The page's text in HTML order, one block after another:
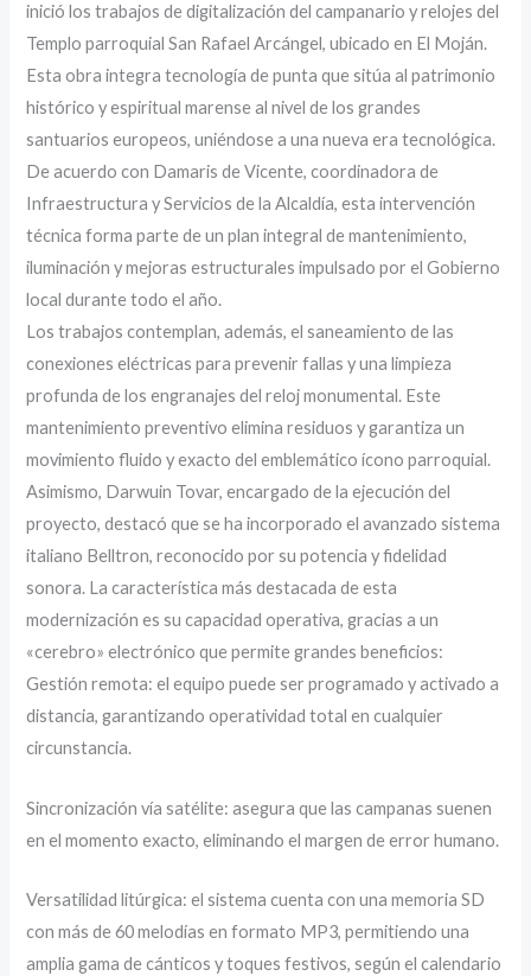
inició los trabajos de digitalización del campanario y relojes del
Templo parroquial San Rafael Arcángel, ubicado en El Moján.
Esta obra integra tecnología de punta que sitúa al patrimonio
histórico y espiritual marense al nivel de los grandes
santuarios europeos, uniéndose a una nueva era tecnológica.
De acuerdo con Damaris de Vicente, coordinadora de
Infraestructura y Servicios de la Alcaldía, esta intervención
técnica forma parte de un plan integral de mantenimiento,
iluminación y mejoras estructurales impulsado por el Gobierno
local durante todo el año.
Los trabajos contemplan, además, el saneamiento de las
conexiones eléctricas para prevenir fallas y una limpieza
profunda de los engranajes del reloj monumental. Este
mantenimiento preventivo elimina residuos y garantiza un
movimiento fluido y exacto del emblemático ícono parroquial.
Asimismo, Darwuin Tovar, encargado de la ejecución del
proyecto, destacó que se ha incorporado el avanzado sistema
italiano Belltron, reconocido por su potencia y fidelidad
sonora. La característica más destacada de esta
modernización es su capacidad operativa, gracias a un
«cerebro» electrónico que permite grandes beneficios:
Gestión remota: el equipo puede ser programado y activado a
distancia, garantizando operatividad total en cualquier
circunstancia.
Sincronización vía satélite: asegura que las campanas suenen
en el momento exacto, eliminando el margen de error humano.
Versatilidad litúrgica: el sistema cuenta con una memoria SD
con más de 60 melodías en formato MP3, permitiendo una
amplia gama de cánticos y toques festivos, según el calendario